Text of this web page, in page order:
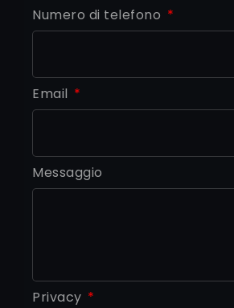
Numero di telefono
Email
Messaggio
Privacy